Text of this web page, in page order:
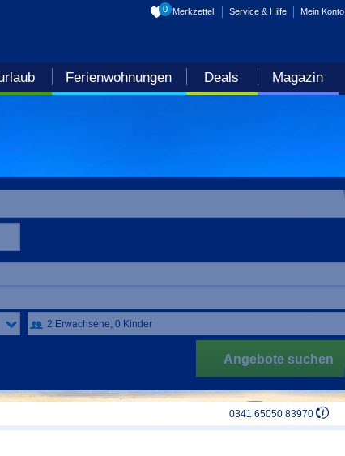
Ferienwohnungen Deals Magazin
0 Merkzettel Service & Hilfe Mein Konto
Angebote suchen
0341 65050 83970